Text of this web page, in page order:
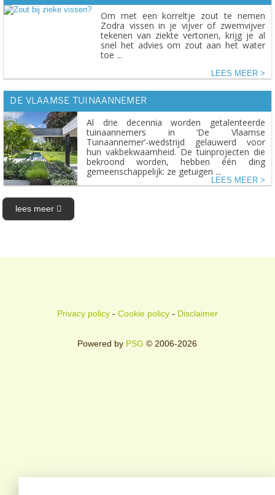
Om met een korreltje zout te nemen
Zodra vissen in je vijver of zwemvijver
tekenen van ziekte vertonen, krijg je al
snel het advies om zout aan het water
toe ...
LEES MEER
DE VLAAMSE TUINAANNEMER
Al drie decennia worden getalenteerde
tuinaannemers in ‘De Vlaamse
Tuinaannemer’-wedstrijd gelauwerd voor
hun vakbekwaamheid. De tuinprojecten die
bekroond worden, hebben één ding
gemeenschappelijk: ze getuigen ...
LEES MEER
lees meer
Privacy policy- Cookie policy- Disclaimer
Powered by PSG © 2006-2026